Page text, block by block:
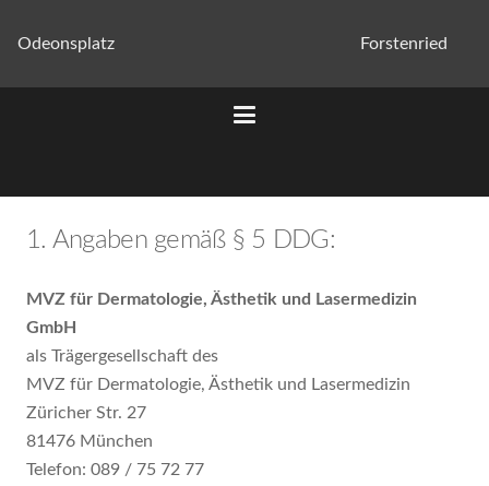
Odeonsplatz Forstenried
1. Angaben gemäß § 5 DDG:
MVZ für Dermatologie, Ästhetik und Lasermedizin
GmbH
als Trägergesellschaft des
MVZ für Dermatologie, Ästhetik und Lasermedizin
Züricher Str. 27
81476 München
Telefon: 089 / 75 72 77